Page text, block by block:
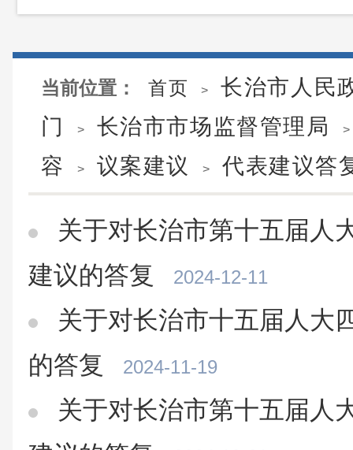
当前位置： 首页 >
长治市人民
门
> 长治市市场监督管理局 >
容 > 议案建议 > 代表建议答
关于对长治市第十五届人
建议的答复
2024-12-11
关于对长治市十五届人大
的答复
2024-11-19
关于对长治市第十五届人